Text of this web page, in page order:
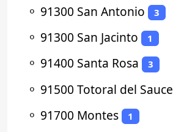
⚬ 91300 San Antonio 3
⚬ 91300 San Jacinto 1
⚬ 91400 Santa Rosa 3
⚬ 91500 Totoral del Sauce
⚬ 91700 Montes 1